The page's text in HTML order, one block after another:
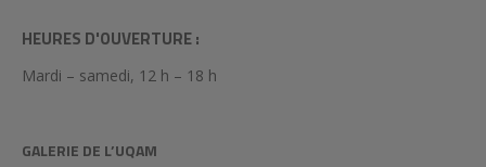
HEURES D'OUVERTURE :
Mardi – samedi, 12 h – 18 h
GALERIE DE L’UQAM